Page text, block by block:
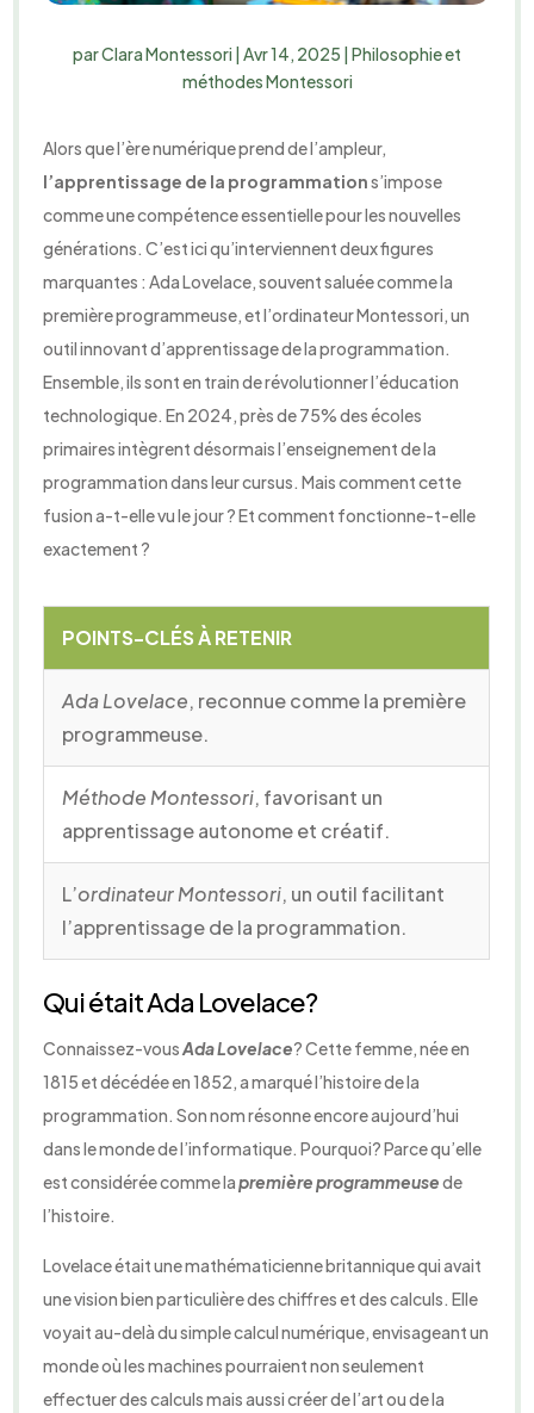
parClara Montessori Avr 14, 2025 Philosophie et
méthodes Montessori
Alors que l’ère numérique prend de l’ampleur,
l’apprentissage de la programmations’impose
comme une compétence essentielle pour les nouvelles
générations. C’est ici qu’interviennent deux figures
marquantes : Ada Lovelace, souvent saluée comme la
première programmeuse, et l’ordinateur Montessori, un
outil innovant d’apprentissage de la programmation.
Ensemble, ils sont en train de révolutionner l’éducation
technologique. En 2024, près de 75% des écoles
primaires intègrent désormais l’enseignement de la
programmation dans leur cursus. Mais comment cette
fusion a-t-elle vu le jour ? Et comment fonctionne-t-elle
exactement ?
POINTS-CLÉS À RETENIR
Ada Lovelace, reconnue comme la première
programmeuse.
Méthode Montessori, favorisant un
apprentissage autonome et créatif.
L’ordinateur Montessori, un outil facilitant
l’apprentissage de la programmation.
Qui était Ada Lovelace?
Connaissez-vousAda Lovelace? Cette femme, née en
1815 et décédée en 1852, a marqué l’histoire de la
programmation. Son nom résonne encore aujourd’hui
dans le monde de l’informatique. Pourquoi? Parce qu’elle
est considérée comme lapremière programmeusede
l’histoire.
Lovelace était une mathématicienne britannique qui avait
une vision bien particulière des chiffres et des calculs. Elle
voyait au-delà du simple calcul numérique, envisageant un
monde où les machines pourraient non seulement
effectuer des calculs mais aussi créer de l’art ou de la